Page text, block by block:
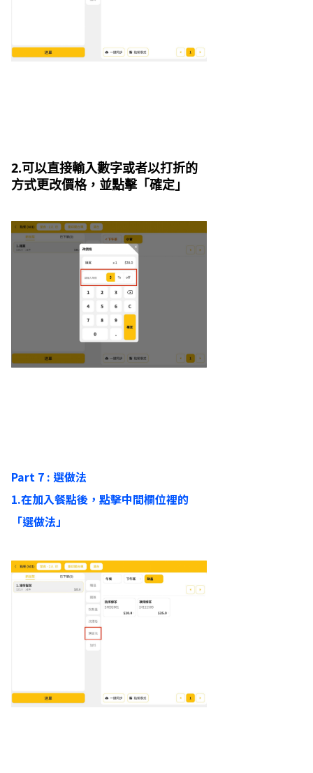
2.可以直接輸入數字或者以打折的
方式更改價格，並點擊「確定」
Part 7 : 選做法
1.在加入餐點後，點擊中間欄位裡的
「選做法」